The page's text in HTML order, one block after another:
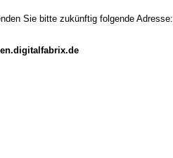
Sie bitte zukünftig folgende Adresse: